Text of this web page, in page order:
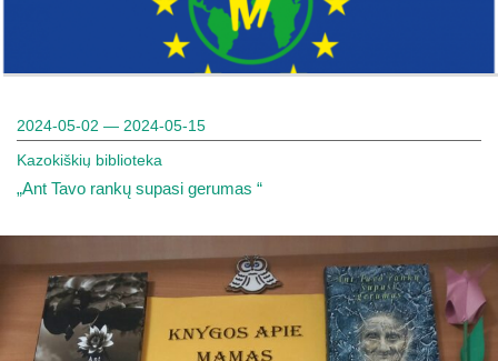
2024-05-02 — 2024-05-15
Kazokiškių biblioteka
„Ant Tavo rankų supasi gerumas “